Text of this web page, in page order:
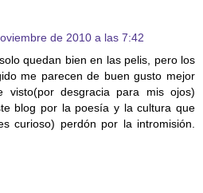
de 2010 a las 7:42
quedan bien en las pelis, pero los
me parecen de buen gusto mejor
visto(por desgracia para mis ojos)
blog por la poesía y la cultura que
curioso) perdón por la intromisión.